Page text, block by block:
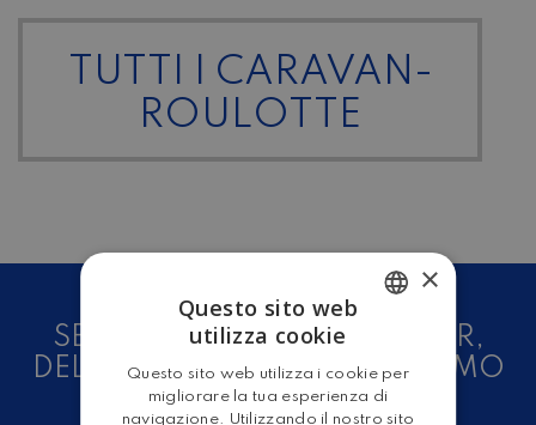
TUTTI I CARAVAN-
ROULOTTE
SEI UN AMANTE DEL CAMPER,
DELLE CARAVAN E DEL TURISMO
ALL'ARIA APERTA?
ENGLISH
×
Questo sito web
utilizza cookie
Questo sito web utilizza i cookie per
migliorare la tua esperienza di
navigazione. Utilizzando il nostro sito